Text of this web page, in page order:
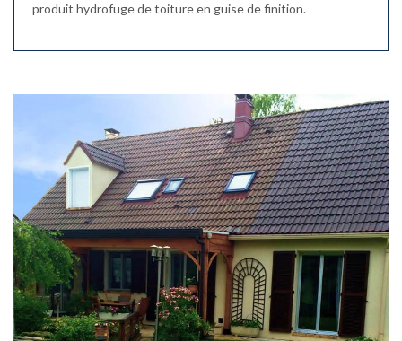
produit hydrofuge de toiture en guise de finition.